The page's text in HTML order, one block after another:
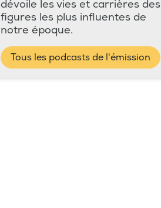
dévoile les vies et carrières des
figures les plus influentes de
notre époque.
Tous les podcasts de l'émission